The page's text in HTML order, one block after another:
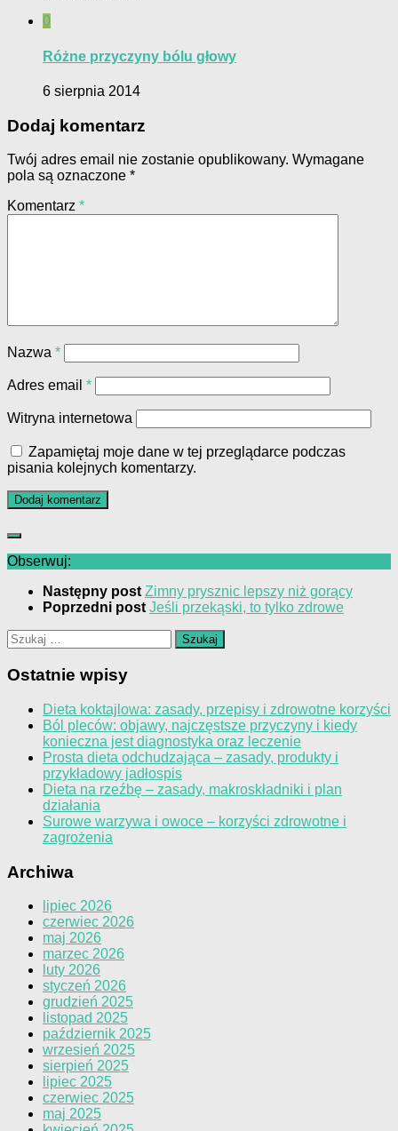
0
Różne przyczyny bólu głowy
6 sierpnia 2014
Dodaj komentarz
Twój adres email nie zostanie opublikowany. Wymagane
pola są oznaczone *
Komentarz *
Nazwa *
Adres email *
Witryna internetowa
Zapamiętaj moje dane w tej przeglądarce podczas
pisania kolejnych komentarzy.
Obserwuj:
Następny post Zimny prysznic lepszy niż gorący
Poprzedni post Jeśli przekąski, to tylko zdrowe
Szukaj:
Ostatnie wpisy
Dieta koktajlowa: zasady, przepisy i zdrowotne korzyści
Ból pleców: objawy, najczęstsze przyczyny i kiedy
konieczna jest diagnostyka oraz leczenie
Prosta dieta odchudzająca – zasady, produkty i
przykładowy jadłospis
Dieta na rzeźbę – zasady, makroskładniki i plan
działania
Surowe warzywa i owoce – korzyści zdrowotne i
zagrożenia
Archiwa
lipiec 2026
czerwiec 2026
maj 2026
marzec 2026
luty 2026
styczeń 2026
grudzień 2025
listopad 2025
październik 2025
wrzesień 2025
sierpień 2025
lipiec 2025
czerwiec 2025
maj 2025